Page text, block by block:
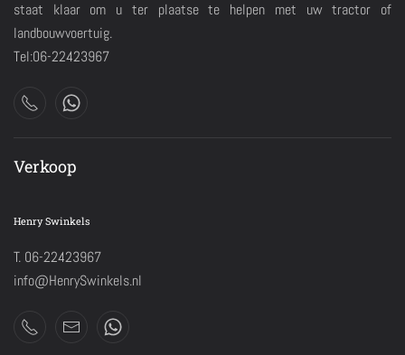
staat klaar om u ter plaatse te helpen met uw tractor of
landbouwvoertuig.
Tel:06-22423967
Verkoop
Henry Swinkels
T. 06-22423967
info@HenrySwinkels.nl